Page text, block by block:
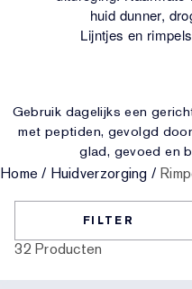
Gerichte behandeling
Reslilience Multi-Effect
Essentials met SPF
Navulbare schoonheid
Make-upremover
Foundation Finder
Navulbare schoonheid
White Linen
Het huis van Estée
Wild Geranium
Tuberose Gardenia
Sets en cadeaus van
Wereld van AERIN
huid dunner,
Lijntjes en
Gebruik dagelijks een
met peptiden, gevolgd
glad, gevoed en
Home / Huidverzorging /
FILTER
32 Producten